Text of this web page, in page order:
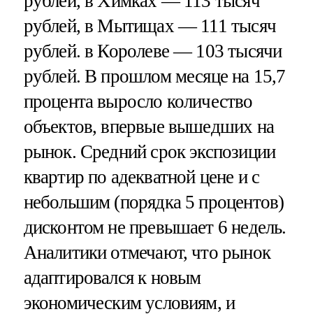
рублей, в Мытищах — 111 тысяч
рублей. в Королеве — 103 тысячи
рублей. В прошлом месяце на 15,7
процента выросло количество
объектов, впервые вышедших на
рынок. Средний срок экспозиции
квартир по адекватной цене и с
небольшим (порядка 5 процентов)
дисконтом не превышает 6 недель.
Аналитики отмечают, что рынок
адаптировался к новым
экономическим условиям, и